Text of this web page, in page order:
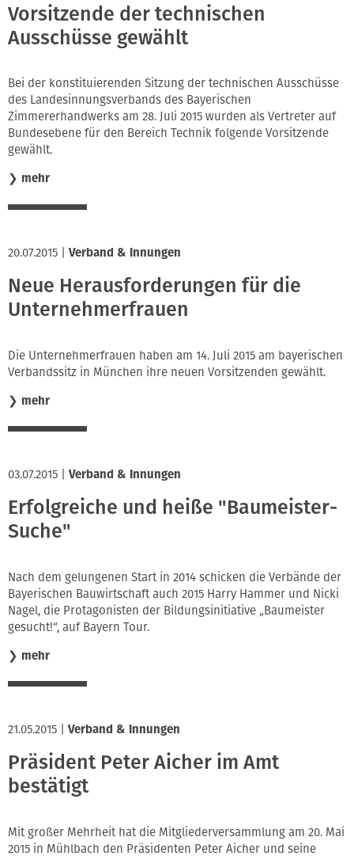
Vorsitzende der technischen
Ausschüsse gewählt
Bei der konstituierenden Sitzung der technischen Ausschüsse
des Landesinnungsverbands des Bayerischen
Zimmererhandwerks am 28. Juli 2015 wurden als Vertreter auf
Bundesebene für den Bereich Technik folgende Vorsitzende
gewählt.
❯ mehr
20.07.2015 Verband & Innungen
Neue Herausforderungen für die
Unternehmerfrauen
Die Unternehmerfrauen haben am 14. Juli 2015 am bayerischen
Verbandssitz in München ihre neuen Vorsitzenden gewählt.
❯ mehr
03.07.2015 Verband & Innungen
Erfolgreiche und heiße "Baumeister-
Suche"
Nach dem gelungenen Start in 2014 schicken die Verbände der
Bayerischen Bauwirtschaft auch 2015 Harry Hammer und Nicki
Nagel, die Protagonisten der Bildungsinitiative „Baumeister
gesucht!“, auf Bayern Tour.
❯ mehr
21.05.2015 Verband & Innungen
Präsident Peter Aicher im Amt
bestätigt
Mit großer Mehrheit hat die Mitgliederversammlung am 20. Mai
2015 in Mühlbach den Präsidenten Peter Aicher und seine